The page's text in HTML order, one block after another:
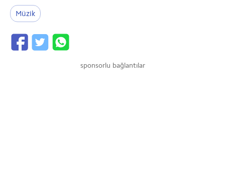
Müzik
sponsorlu bağlantılar